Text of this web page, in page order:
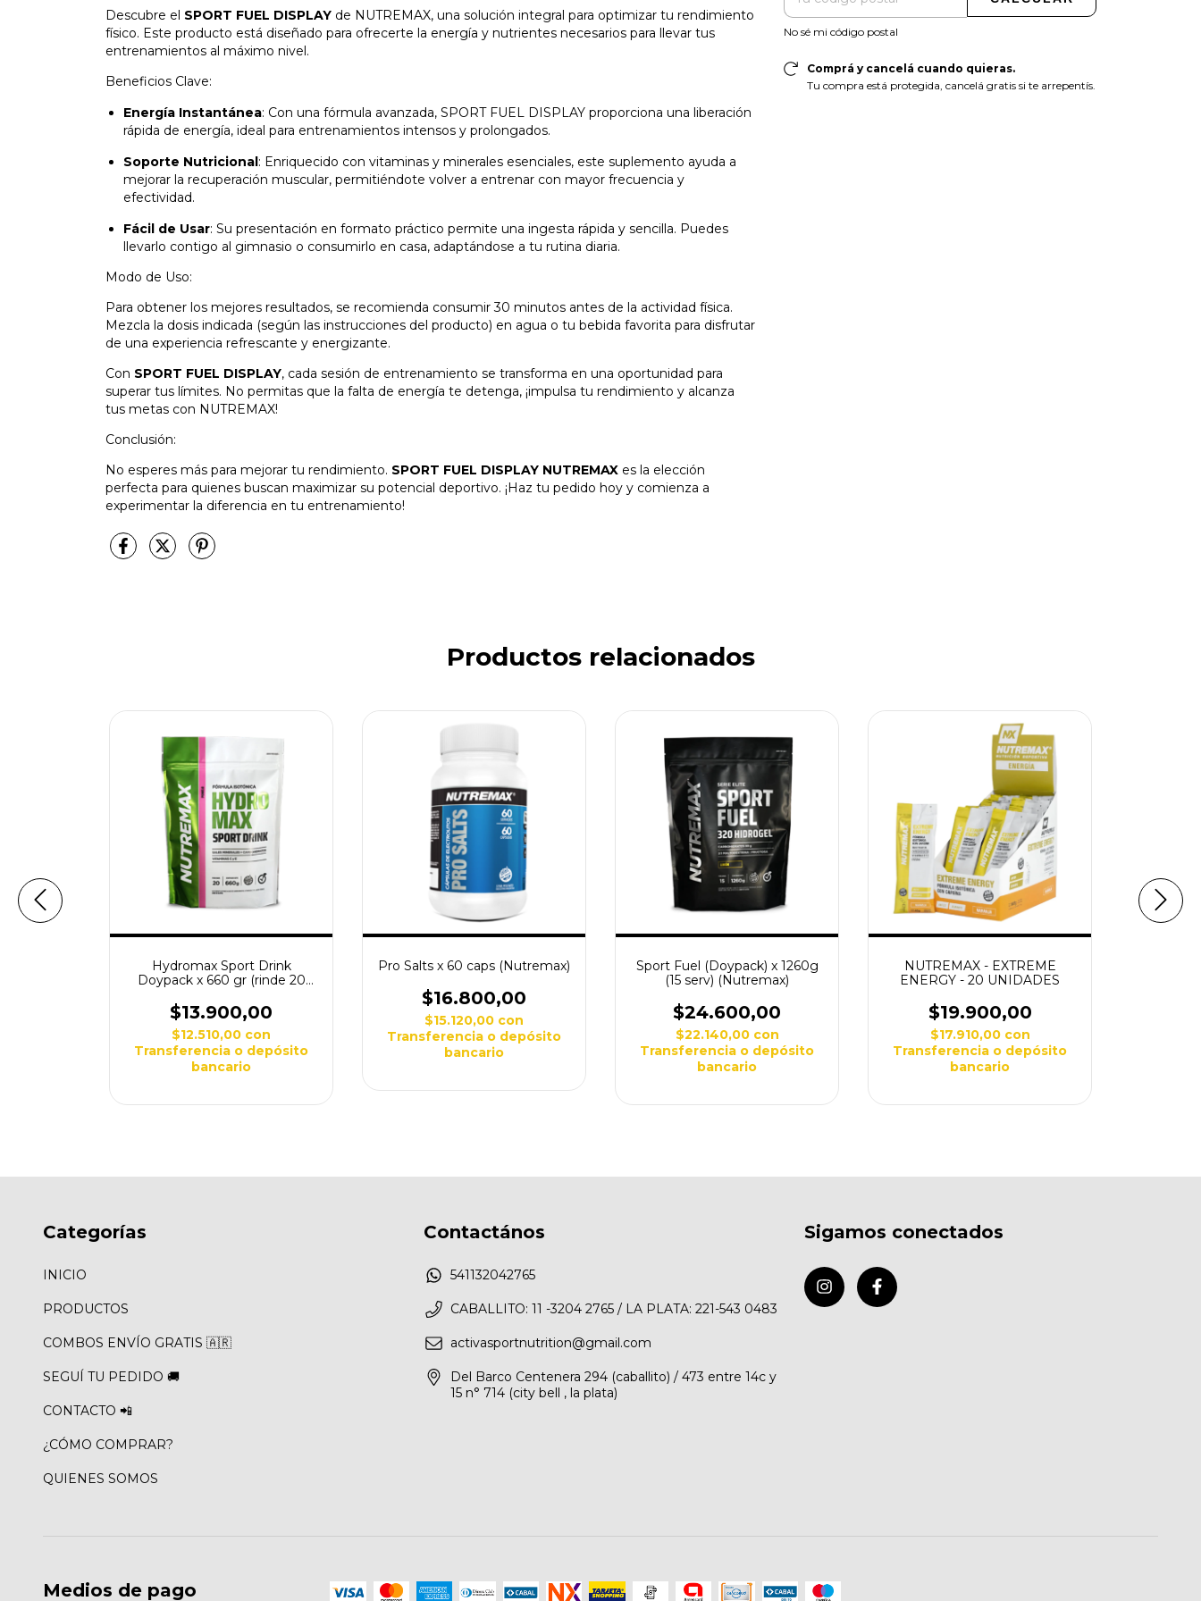
Descubre el SPORT FUEL DISPLAY de NUTREMAX, una solución integral para optimizar tu rendimiento
físico. Este producto está diseñado para ofrecerte la energía y nutrientes necesarios para llevar tus
entrenamientos al máximo nivel.
Beneficios Clave:
Energía Instantánea: Con una fórmula avanzada, SPORT FUEL DISPLAY proporciona una liberación
rápida de energía, ideal para entrenamientos intensos y prolongados.
Soporte Nutricional: Enriquecido con vitaminas y minerales esenciales, este suplemento ayuda a
mejorar la recuperación muscular, permitiéndote volver a entrenar con mayor frecuencia y
efectividad.
Fácil de Usar: Su presentación en formato práctico permite una ingesta rápida y sencilla. Puedes
llevarlo contigo al gimnasio o consumirlo en casa, adaptándose a tu rutina diaria.
Modo de Uso:
Para obtener los mejores resultados, se recomienda consumir 30 minutos antes de la actividad física.
Mezcla la dosis indicada (según las instrucciones del producto) en agua o tu bebida favorita para disfrutar
de una experiencia refrescante y energizante.
Con SPORT FUEL DISPLAY, cada sesión de entrenamiento se transforma en una oportunidad para
superar tus límites. No permitas que la falta de energía te detenga, ¡impulsa tu rendimiento y alcanza
tus metas con NUTREMAX!
Conclusión:
No esperes más para mejorar tu rendimiento. SPORT FUEL DISPLAY NUTREMAX es la elección
perfecta para quienes buscan maximizar su potencial deportivo. ¡Haz tu pedido hoy y comienza a
experimentar la diferencia en tu entrenamiento!
No sé mi código postal
Comprá y cancelá cuando quieras.
Tu compra está protegida, cancelá gratis si te arrepentís.
Productos relacionados
Hydromax Sport Drink
Doypack x 660 gr (rinde 20
$13.900,00
$12.510,00 con
Transferencia o depósito
bancario
Pro Salts x 60 caps (Nutremax)
$16.800,00
$15.120,00 con
Transferencia o depósito
bancario
Sport Fuel (Doypack) x 1260g
(15 serv) (Nutremax)
$24.600,00
$22.140,00 con
Transferencia o depósito
bancario
NUTREMAX - EXTREME
ENERGY - 20 UNIDADES
$19.900,00
$17.910,00 con
Transferencia o depósito
bancario
Categorías
INICIO
PRODUCTOS
COMBOS ENVÍO GRATIS 🇦🇷
SEGUÍ TU PEDIDO 🚚
CONTACTO 📲
¿CÓMO COMPRAR?
QUIENES SOMOS
Contactános
541132042765
CABALLITO: 11 -3204 2765 / LA PLATA: 221-543 0483
activasportnutrition@gmail.com
Del Barco Centenera 294 (caballito) / 473 entre 14c y
15 n° 714 (city bell , la plata)
Sigamos conectados
Medios de pago